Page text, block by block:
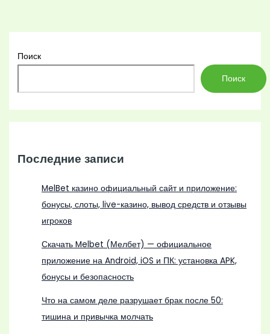
Поиск
Поиск
Последние записи
MelBet казино официальный сайт и приложение:
бонусы, слоты, live-казино, вывод средств и отзывы
игроков
Скачать Melbet (Мелбет) — официальное
приложение на Android, iOS и ПК: установка APK,
бонусы и безопасность
Что на самом деле разрушает брак после 50:
тишина и привычка молчать